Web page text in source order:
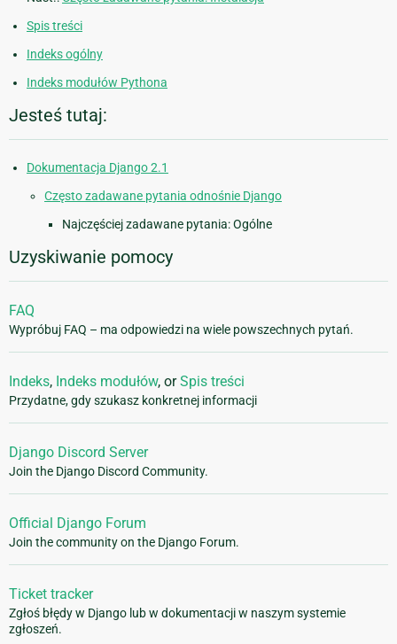
Spis treści
Indeks ogólny
Indeks modułów Pythona
Jesteś tutaj:
Dokumentacja Django 2.1
Często zadawane pytania odnośnie Django
Najczęściej zadawane pytania: Ogólne
Uzyskiwanie pomocy
FAQ
Wypróbuj FAQ – ma odpowiedzi na wiele powszechnych pytań.
Indeks, Indeks modułów, orSpis treści
Przydatne, gdy szukasz konkretnej informacji
Django Discord Server
Join the Django Discord Community.
Official Django Forum
Join the community on the Django Forum.
Ticket tracker
Zgłoś błędy w Django lub w dokumentacji w naszym systemie
zgłoszeń.